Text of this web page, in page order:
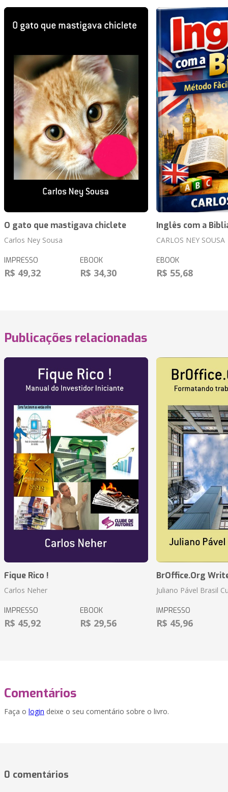
O gato que mastigava chiclete
Carlos Ney Sousa
IMPRESSO
R$ 49,32
EBOOK
R$ 34,30
Inglês com a
CARLOS NEY SOUSA
EBOOK
R$ 55,68
Publicações relacionadas
Fique Rico !
Carlos Neher
IMPRESSO
R$ 45,92
EBOOK
R$ 29,56
BrOffice.Org
Juliano Pável Brasil
IMPRESSO
R$ 45,96
Comentários
Faça o login deixe o seu comentário sobre o livro.
0 comentários